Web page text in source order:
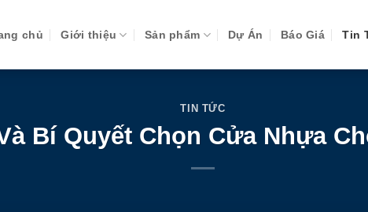
chủ Giới thiệu Sản phẩm Dự Án Báo Giá Tin
TIN TỨC
Bí Quyết Chọn Cửa Nhựa